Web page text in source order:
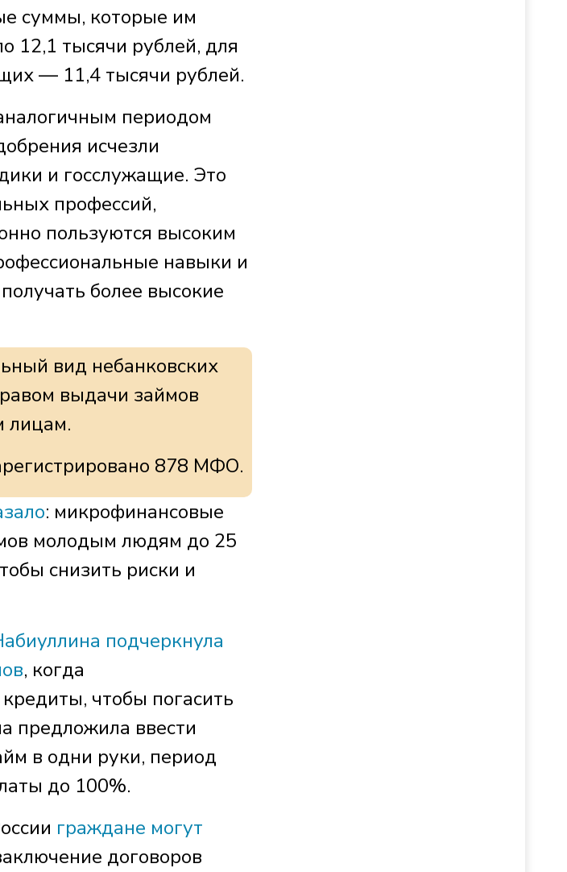
суммы, которые им
12,1 тысячи рублей, для
— 11,4 тысячи рублей.
периодом
исчезли
и госслужащие. Это
профессий,
пользуются высоким
навыки и
более высокие
вид небанковских
выдачи займов
лицам.
878 МФО.
: микрофинансовые
молодым людям до 25
снизить риски и
подчеркнула
, когда
чтобы погасить
предложила ввести
в одни руки, период
до 100%.
граждане могут
договоров